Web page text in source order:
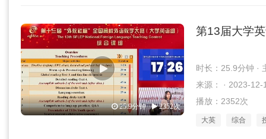
25.9分钟 2352次
第13届大学
时长：25.9分钟 ·
来源： · 2023-12-
播放：2352次
大英 综合